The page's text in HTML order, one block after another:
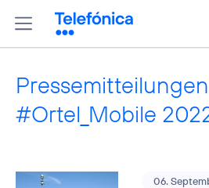
#Ortel_Mobile
06.